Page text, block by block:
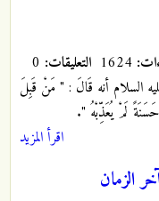
التعليقات:
السلام أنه قَالَ : " مَنْ‏ قَبِلَ‏
لَمْ يُعَذِّبْهُ ".
اقرأ المزيد
الزمان‌